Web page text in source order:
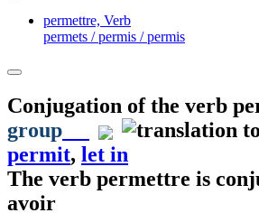
permettre, Verb
permets / permis / permis
Conjugation of the verb
group
permit, let in
The verb permettre is
avoir